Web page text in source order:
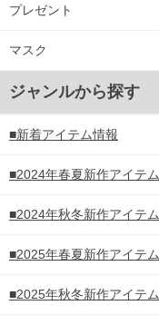
プレゼント
マスク
ジャンルから探す
■新着アイテム情報
■2024年春夏新作アイテム
■2024年秋冬新作アイテム
■2025年春夏新作アイテム
■2025年秋冬新作アイテム